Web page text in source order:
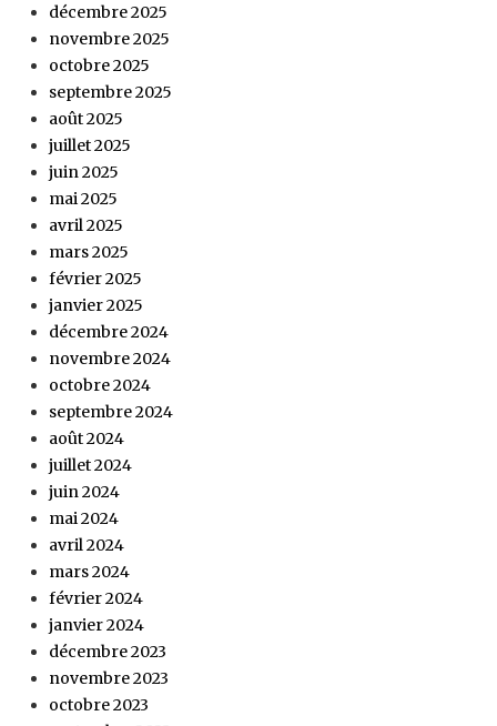
décembre 2025
novembre 2025
octobre 2025
septembre 2025
août 2025
juillet 2025
juin 2025
mai 2025
avril 2025
mars 2025
février 2025
janvier 2025
décembre 2024
novembre 2024
octobre 2024
septembre 2024
août 2024
juillet 2024
juin 2024
mai 2024
avril 2024
mars 2024
février 2024
janvier 2024
décembre 2023
novembre 2023
octobre 2023